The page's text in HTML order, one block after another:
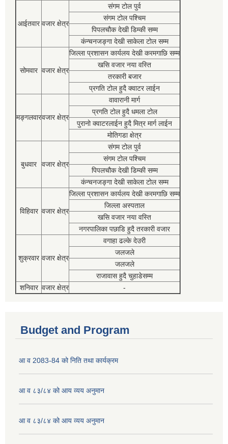
आईतवार वजार क्षेत्र
संगम टोल पुर्व
संगम टोल पश्चिम
पिपलचौक देखी डिम्की सम्म
कंन्चनजङ्गा देखी साकेला टोल सम्म
सोमवार वजार क्षेत्र
जिल्ला प्रशासन कार्यलय देखी करमगाछि सम्म
खसि वजार नया वस्ति
तरकारी बजार
प्रगति टोल हुदै क्वाटर लाईन
मङ्गलवारवजार क्षेत्र
वावारानी मार्ग
प्रगति टोल हुदै धमला टोल
पुरानो क्वाटरलाईन हुदै मित्र मार्ग लाईन
मोतिगडा क्षेत्र
बुधवार वजार क्षेत्र
संगम टोल पुर्व
संगम टोल पश्चिम
पिपलचौक देखी डिम्की सम्म
कंन्चनजङ्गा देखी साकेला टोल सम्म
विहिवार वजार क्षेत्र
जिल्ला प्रशासन कार्यलय देखी करमगाछि सम्म
जिल्ला अस्पताल
खसि वजार नया वस्ति
नगरपालिका पछाडि हुदै तरकारी वजार
शुक्रवार वजार क्षेत्र
वगाहा ढल्के देउरी
जलजले
जलजले
राजावास हुदै चुहाडेसम्म
शनिवार वजार क्षेत्र -
Budget and Program
आ व 2083-84 को निति तथा कार्यक्रम
आ व ८३/८४ को आय व्यय अनुमान
आ व ८३/८४ को आय व्यय अनुमान